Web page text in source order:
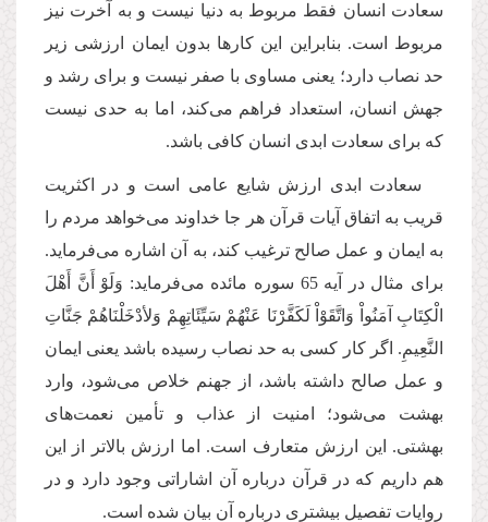
سعادت انسان فقط مربوط به دنیا نیست و به آخرت نیز
مربوط است. بنابراین این کارها بدون ایمان ارزشی زیر
حد نصاب دارد؛ یعنی مساوی با صفر نیست و برای رشد و
جهش انسان، استعداد فراهم می‌کند، اما به حدی نیست
که برای سعادت ابدی انسان کافی باشد.
سعادت ابدی ارزش شایع عامی است و در اکثریت
قریب به اتفاق آیات قرآن هر جا خداوند می‌خواهد مردم را
به ایمان و عمل صالح ترغیب کند، به آن اشاره می‌فرماید.
برای مثال در آیه 65 سوره مائده می‌فرماید: وَلَوْ أَنَّ أَهْلَ
الْكِتَابِ آمَنُواْ وَاتَّقَوْاْ لَكَفَّرْنَا عَنْهُمْ سَیِّئَاتِهِمْ وَلأدْخَلْنَاهُمْ جَنَّاتِ
النَّعِیمِ. اگر کار کسی به حد نصاب رسیده باشد یعنی ایمان
و عمل صالح داشته باشد، از جهنم خلاص می‌شود، وارد
بهشت می‌شود؛ امنیت از عذاب و تأمین نعمت‌های
بهشتی. این ارزش متعارف است. اما ارزش بالاتر از این
هم داریم که در قرآن درباره آن اشاراتی وجود دارد و در
روایات تفصیل بیشتری درباره آن بیان شده است.